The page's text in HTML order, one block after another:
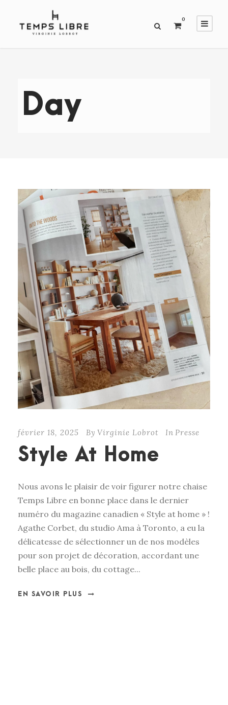
0
Day
février 18, 2025 By Virginie Lobrot In Presse
Style At Home
Nous avons le plaisir de voir figurer notre chaise
Temps Libre en bonne place dans le dernier
numéro du magazine canadien « Style at home » !
Agathe Corbet, du studio Ama à Toronto, a eu la
délicatesse de sélectionner un de nos modèles
pour son projet de décoration, accordant une
belle place au bois, du cottage...
EN SAVOIR PLUS